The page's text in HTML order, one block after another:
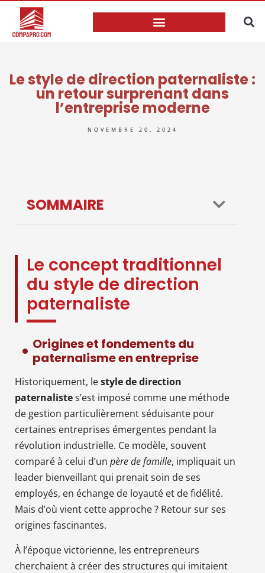
Le style de direction paternaliste :
un retour surprenant dans
l’entreprise moderne
NOVEMBRE 20, 2024
SOMMAIRE
Le concept traditionnel
du style de direction
paternaliste
Origines et fondements du
paternalisme en entreprise
Historiquement, lestyle de direction
paternalistes’est imposé comme une méthode
de gestion particulièrement séduisante pour
certaines entreprises émergentes pendant la
révolution industrielle. Ce modèle, souvent
comparé à celui d’un père de famille, impliquait un
leader bienveillant qui prenait soin de ses
employés, en échange de loyauté et de fidélité.
Mais d’où vient cette approche ? Retour sur ses
origines fascinantes.
À l’époque victorienne, les entrepreneurs
cherchaient à créer des structures qui imitaient